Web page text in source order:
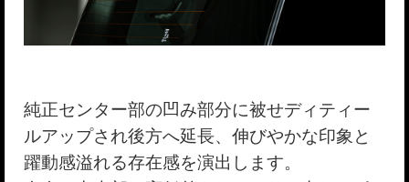
純正センター部の凹み部分に被せディティー
ルアップされ後方へ延長、伸びやかな印象と
躍動感溢れる存在感を演出します。